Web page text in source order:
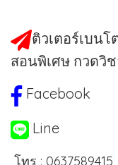
ติวเตอร์เบน
สอนพิเศษ กวดวิช
Facebook
Line
โทร : 0637589415